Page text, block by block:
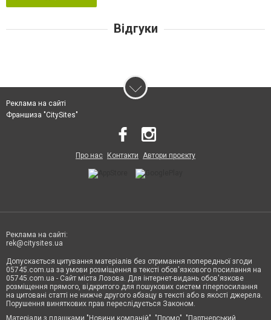
Відгуки
Реклама на сайті
Франшиза "CitySites"
Про нас Контакти Автори проєкту
Реклама на сайті:
rek@citysites.ua
Допускається цитування матеріалів без отримання попередньої згоди
05745.com.ua за умови розміщення в тексті обов'язкового посилання на
05745.com.ua - Сайт міста Лозова. Для інтернет-видань обов'язкове
розміщення прямого, відкритого для пошукових систем гіперпосилання
на цитовані статті не нижче другого абзацу в тексті або в якості джерела.
Порушення виняткових прав переслідується Законом.
Матеріали з плашками "Новини компаній", "Промо", "Партнерський